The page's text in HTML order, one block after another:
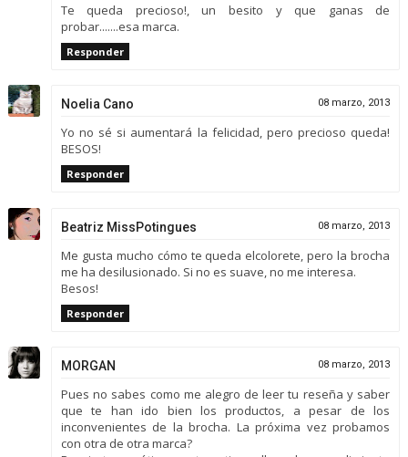
Te queda precioso!, un besito y que ganas de
probar.......esa marca.
Responder
Noelia Cano 08 marzo, 2013
Yo no sé si aumentará la felicidad, pero precioso queda!
BESOS!
Responder
Beatriz MissPotingues 08 marzo, 2013
Me gusta mucho cómo te queda elcolorete, pero la brocha
me ha desilusionado. Si no es suave, no me interesa.
Besos!
Responder
MORGAN 08 marzo, 2013
Pues no sabes como me alegro de leer tu reseña y saber
que te han ido bien los productos, a pesar de los
inconvenientes de la brocha. La próxima vez probamos
con otra de otra marca?